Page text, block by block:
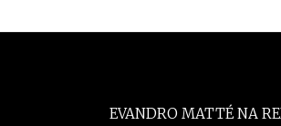
EVANDRO MATTÉ NA